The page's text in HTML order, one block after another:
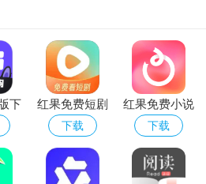
安装前请务必卸载旧版本，避免签
放卡顿，建议在设置中开启“硬解优
。此版本不支持自动更新，请勿点击
告。部分直播及番剧版权内容可能
尝试切换网络或使用加速工具。因
退属正常现象，重启应用或清除缓
账号或进行付费操作，本修改版不
。建议定期备份本地缓存与收藏列
下
版
红果免费短剧
app官方正版
下载2026最新
版本
下载
红果免费小说
阅读手机app
官方版
下载